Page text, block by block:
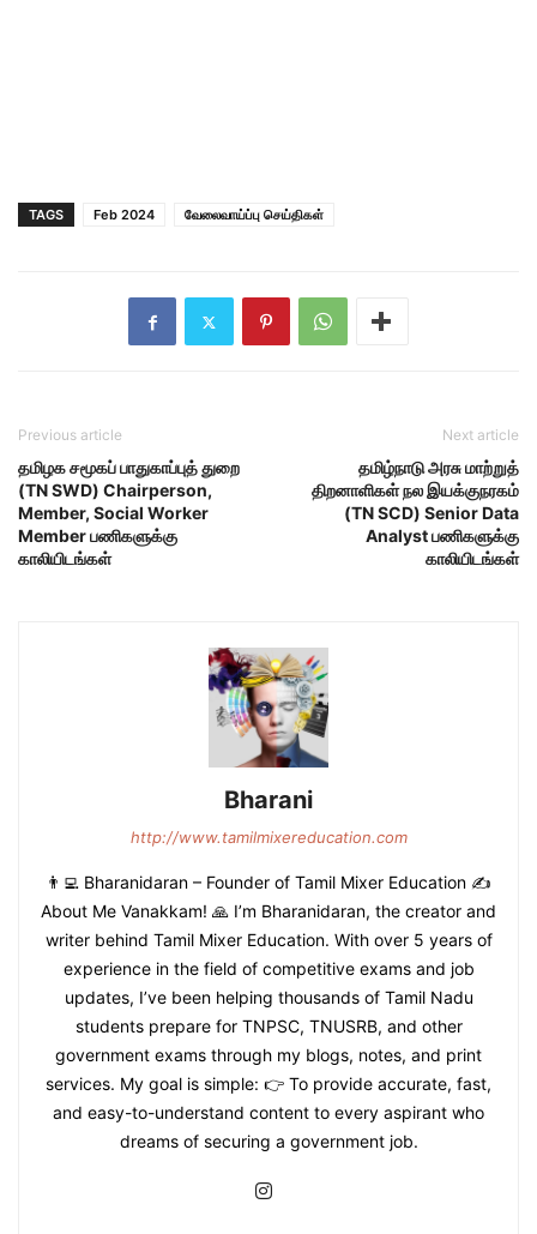
TAGS Feb 2024 வேலைவாய்ப்பு செய்திகள்
Previous article
தமிழக சமூகப் பாதுகாப்புத் துறை
(TN SWD) Chairperson,
Member, Social Worker
Member பணிகளுக்கு
காலியிடங்கள்
Next article
தமிழ்நாடு அரசு மாற்றுத்
திறனாளிகள் நல இயக்குநரகம்
(TN SCD) Senior Data
Analyst பணிகளுக்கு
காலியிடங்கள்
Bharani
http://www.tamilmixereducation.com
👨‍💻 Bharanidaran – Founder of Tamil Mixer Education ✍️
About Me Vanakkam! 🙏 I’m Bharanidaran, the creator and
writer behind Tamil Mixer Education. With over 5 years of
experience in the field of competitive exams and job
updates, I’ve been helping thousands of Tamil Nadu
students prepare for TNPSC, TNUSRB, and other
government exams through my blogs, notes, and print
services. My goal is simple: 👉 To provide accurate, fast,
and easy-to-understand content to every aspirant who
dreams of securing a government job.